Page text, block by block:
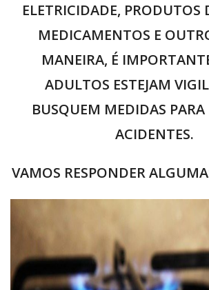
ELETRICIDADE, PRODUTOS
MEDICAMENTOS E
MANEIRA, É
ADULTOS ESTEJAM
BUSQUEM MEDIDAS PARA
ACIDENTES.
VAMOS RESPONDER